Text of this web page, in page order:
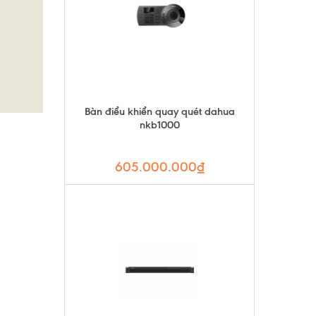
Bàn điểu khiển quay quét dahua
nkb1000
605.000.000₫